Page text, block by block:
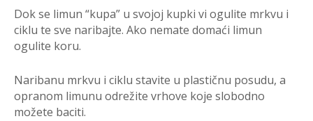
Dok se limun “kupa” u svojoj kupki vi ogulite mrkvu i
ciklu te sve naribajte. Ako nemate domaći limun
ogulite koru.
Naribanu mrkvu i ciklu stavite u plastičnu posudu, a
opranom limunu odrežite vrhove koje slobodno
možete baciti.